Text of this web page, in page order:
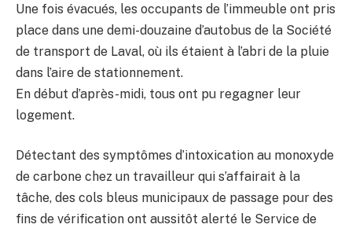
Une fois évacués, les occupants de l’immeuble ont pris
place dans une demi-douzaine d’autobus de la Société
de transport de Laval, où ils étaient à l’abri de la pluie
dans l’aire de stationnement.
En début d’après-midi, tous ont pu regagner leur
logement.
Détectant des symptômes d’intoxication au monoxyde
de carbone chez un travailleur qui s’affairait à la
tâche, des cols bleus municipaux de passage pour des
fins de vérification ont aussitôt alerté le Service de